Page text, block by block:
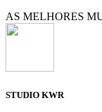
AS MELHORES
STUDIO KWR